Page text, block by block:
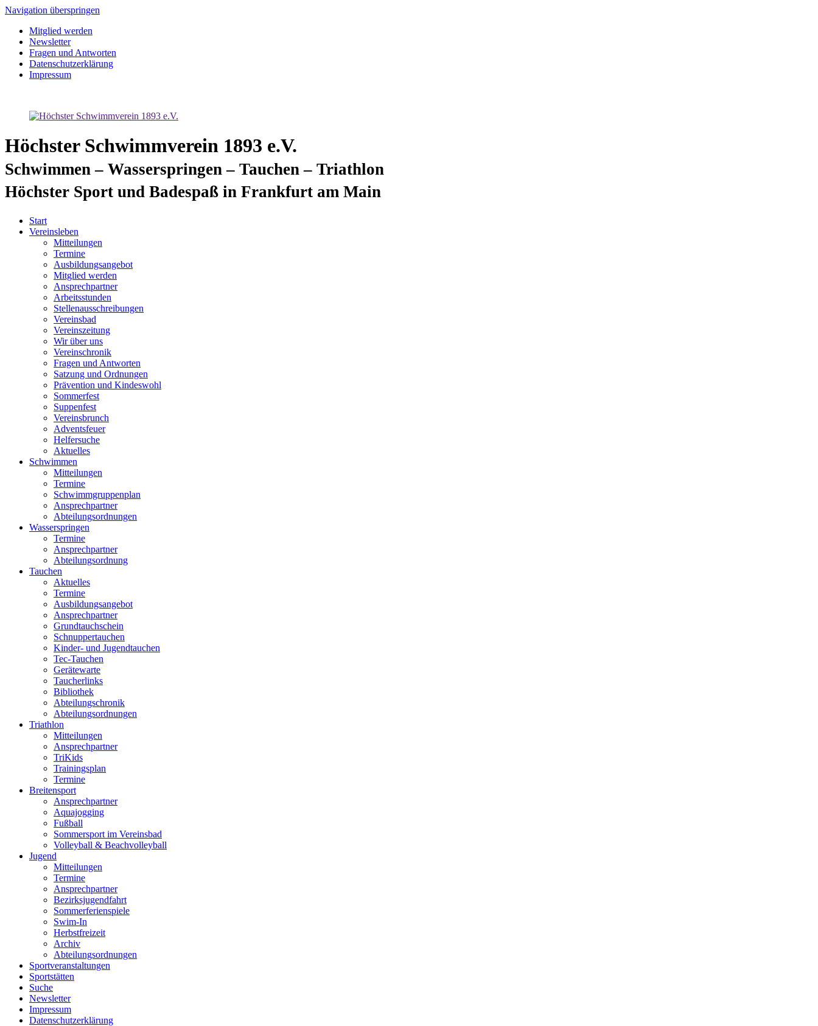
Navigation überspringen
Mitglied werden
Newsletter
Fragen und Antworten
Datenschutzerklärung
Impressum
Höchster Schwimmverein 1893 e.V.
Schwimmen – Wasserspringen – Tauchen – Triathlon
Höchster Sport und Badespaß in Frankfurt am Main
Start
Vereinsleben
Mitteilungen
Termine
Ausbildungsangebot
Mitglied werden
Ansprechpartner
Arbeitsstunden
Stellenausschreibungen
Vereinsbad
Vereinszeitung
Wir über uns
Vereinschronik
Fragen und Antworten
Satzung und Ordnungen
Prävention und Kindeswohl
Sommerfest
Suppenfest
Vereinsbrunch
Adventsfeuer
Helfersuche
Aktuelles
Schwimmen
Mitteilungen
Termine
Schwimmgruppenplan
Ansprechpartner
Abteilungsordnungen
Wasserspringen
Termine
Ansprechpartner
Abteilungsordnung
Tauchen
Aktuelles
Termine
Ausbildungsangebot
Ansprechpartner
Grundtauchschein
Schnuppertauchen
Kinder- und Jugendtauchen
Tec-Tauchen
Gerätewarte
Taucherlinks
Bibliothek
Abteilungschronik
Abteilungsordnungen
Triathlon
Mitteilungen
Ansprechpartner
TriKids
Trainingsplan
Termine
Breitensport
Ansprechpartner
Aquajogging
Fußball
Sommersport im Vereinsbad
Volleyball & Beachvolleyball
Jugend
Mitteilungen
Termine
Ansprechpartner
Bezirksjugendfahrt
Sommerferienspiele
Swim-In
Herbstfreizeit
Archiv
Abteilungsordnungen
Sportveranstaltungen
Sportstätten
Suche
Newsletter
Impressum
Datenschutzerklärung